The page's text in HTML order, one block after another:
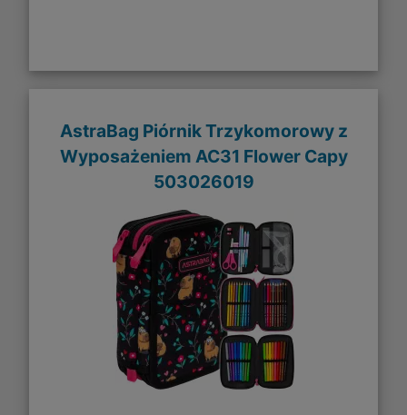
AstraBag Piórnik Trzykomorowy z
Wyposażeniem AC31 Flower Capy
503026019